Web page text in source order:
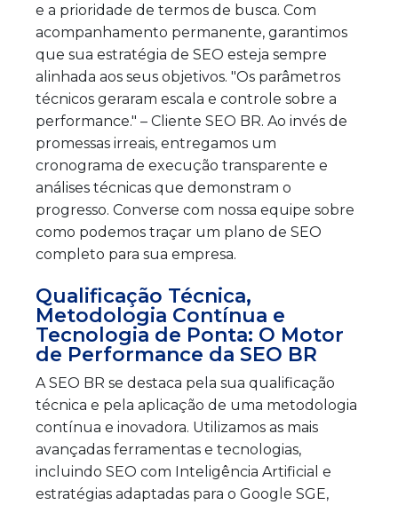
e a prioridade de termos de busca. Com
acompanhamento permanente, garantimos
que sua estratégia de SEO esteja sempre
alinhada aos seus objetivos. "Os parâmetros
técnicos geraram escala e controle sobre a
performance." – Cliente SEO BR. Ao invés de
promessas irreais, entregamos um
cronograma de execução transparente e
análises técnicas que demonstram o
progresso. Converse com nossa equipe sobre
como podemos traçar um plano de SEO
completo para sua empresa.
Qualificação Técnica,
Metodologia Contínua e
Tecnologia de Ponta: O Motor
de Performance da SEO BR
A SEO BR se destaca pela sua qualificação
técnica e pela aplicação de uma metodologia
contínua e inovadora. Utilizamos as mais
avançadas ferramentas e tecnologias,
incluindo SEO com Inteligência Artificial e
estratégias adaptadas para o Google SGE,